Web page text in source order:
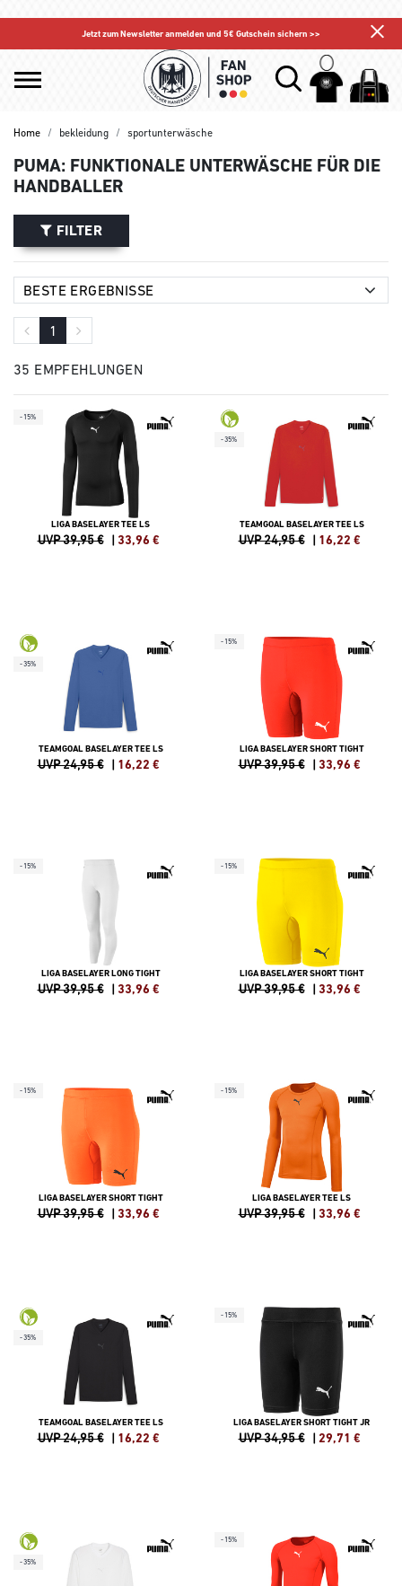
Jetzt zum Newsletter anmelden und 5€ Gutschein sichern >>
Home bekleidung sportunterwäsche
PUMA: FUNKTIONALE UNTERWÄSCHE FÜR DIE
HANDBALLER
FILTER
1
35 EMPFEHLUNGEN
-15%
LIGA BASELAYER TEE LS
UVP 39,95 € | 33,96 €
-35%
TEAMGOAL BASELAYER TEE LS
UVP 24,95 € | 16,22 €
-35%
TEAMGOAL BASELAYER TEE LS
UVP 24,95 € | 16,22 €
-15%
LIGA BASELAYER SHORT TIGHT
UVP 39,95 € | 33,96 €
-15%
LIGA BASELAYER LONG TIGHT
UVP 39,95 € | 33,96 €
-15%
LIGA BASELAYER SHORT TIGHT
UVP 39,95 € | 33,96 €
-15%
LIGA BASELAYER SHORT TIGHT
UVP 39,95 € | 33,96 €
-15%
LIGA BASELAYER TEE LS
UVP 39,95 € | 33,96 €
-35%
TEAMGOAL BASELAYER TEE LS
UVP 24,95 € | 16,22 €
-15%
LIGA BASELAYER SHORT TIGHT JR
UVP 34,95 € | 29,71 €
-35%
-15%